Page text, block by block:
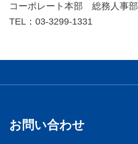
コーポレート本部 総務人事部
TEL：03-3299-1331
お問い合わせ